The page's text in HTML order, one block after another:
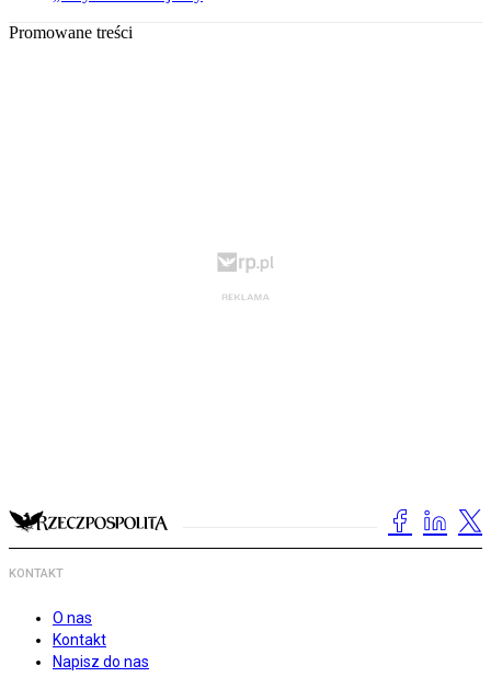
Promowane treści
KONTAKT
O nas
Kontakt
Napisz do nas